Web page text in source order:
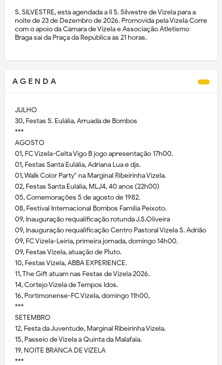
S. SILVESTRE, está agendada a II S. Silvestre de Vizela para a
noite de 23 de Dezembro de 2026. Promovida pela Vizela Corre
com o apoio da Câmara de Vizela e Associação Atletismo
Braga sai da Praça da República às 21 horas.
A G E N D A
JULHO
30, Festas S. Eulália, Arruada de Bombos
***
AGOSTO
01, FC Vizela-Celta Vigo B jogo apresentação 17h00.
01, Festas Santa Eulália, Adriana Lua e djs.
01, Walk Color Party" na Marginal Ribeirinha Vizela.
02, Festas Santa Eulália, MLJ4, 40 anos (22h00)
05, Comemorações 5 de agosto de 1982.
08, Festival Internacional Bombos Família Peixoto.
09, Inauguração requalificação rotunda J.S.Oliveira
09, Inauguração requalificação Centro Pastoral Vizela S. Adrião
09, FC Vizela-Leiria, primeira jornada, domingo 14h00.
09, Festas Vizela, atuação de Pluto.
10, Festas Vizela, ABBA EXPERIENCE.
11, The Gift atuam nas Festas de Vizela 2026.
14, Cortejo Vizela de Tempos Idos.
16, Portimonense-FC Vizela, domingo 11h00,
***
SETEMBRO
12, Festa da Juventude, Marginal Ribeirinha Vizela.
15, Passeio de Vizela à Quinta da Malafaia.
19, NOITE BRANCA DE VIZELA
***